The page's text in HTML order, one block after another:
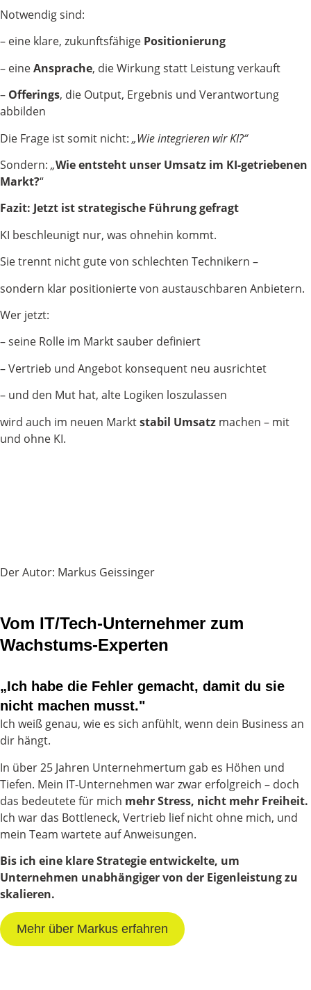
Notwendig sind:
– eine klare, zukunftsfähige Positionierung
– eineAnsprache, die Wirkung statt Leistung verkauft
– Offerings, die Output, Ergebnis und Verantwortung
abbilden
Die Frage ist somit nicht: „Wie integrieren wir KI?“
Sondern: „Wie entsteht unser Umsatz im KI-getriebenen
Markt?“
Fazit: Jetzt ist strategische Führung gefragt
KI beschleunigt nur, was ohnehin kommt.
Sie trennt nicht gute von schlechten Technikern –
sondern klar positionierte von austauschbaren Anbietern.
Wer jetzt:
– seine Rolle im Markt sauber definiert
– Vertrieb und Angebot konsequent neu ausrichtet
– und den Mut hat, alte Logiken loszulassen
wird auch im neuen Marktstabil Umsatz machen – mit
und ohne KI.
Der Autor: Markus Geissinger
Vom IT/Tech-Unternehmer zum
Wachstums-Experten
„Ich habe die Fehler gemacht, damit du sie
nicht machen musst."
Ich weiß genau, wie es sich anfühlt, wenn dein Business an
dir hängt.
In über 25 Jahren Unternehmertum gab es Höhen und
Tiefen. Mein IT-Unternehmen war zwar erfolgreich – doch
das bedeutete für mich mehr Stress, nicht mehr Freiheit.
Ich war das Bottleneck, Vertrieb lief nicht ohne mich, und
mein Team wartete auf Anweisungen.
Bis ich eine klare Strategie entwickelte, um
Unternehmen unabhängiger von der Eigenleistung zu
skalieren.
Mehr über Markus erfahren